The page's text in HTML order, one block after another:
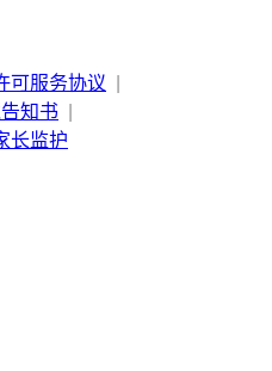
可服务协议
知书
长监护